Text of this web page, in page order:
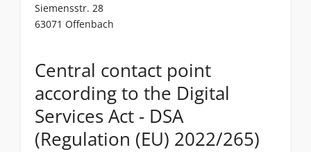
Siemensstr. 28
63071 Offenbach
Central contact point
according to the Digital
Services Act - DSA
(Regulation (EU) 2022/265)